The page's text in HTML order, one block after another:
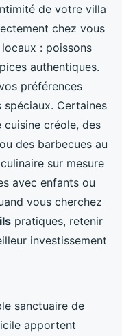
de votre villa
chez vous
: poissons
authentiques.
préférences
spéciaux. Certaines
créole, des
des barbecues au
sur mesure
avec enfants ou
vous cherchez
pratiques, retenir
investissement
sanctuaire de
apportent